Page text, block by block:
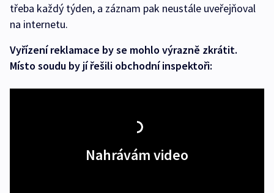
třeba každý týden, a záznam pak neustále uveřejňoval
na internetu.
Vyřízení reklamace by se mohlo výrazně zkrátit.
Místo soudu by jí řešili obchodní inspektoři:
Nahrávám video